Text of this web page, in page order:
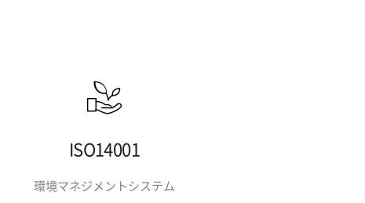
ISO14001
環境マネジメントシステム